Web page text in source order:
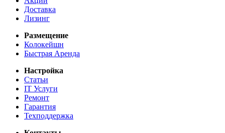
Доставка
Лизинг
Размещение
Колокейшн
Быстрая Аренда
Настройка
Статьи
IT Услуги
Ремонт
Гарантия
Техподдержка